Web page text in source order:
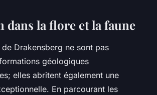
dans la flore et la faune
Drakensberg ne sont pas
géologiques
elles abritent également une
En parcourant les